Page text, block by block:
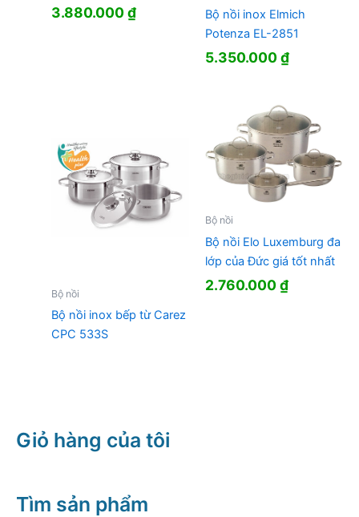
3.880.000₫
Bộ nồi inox Elmich
Potenza EL-2851
5.350.000₫
Bộ nồi
Bộ nồi inox bếp từ Carez
CPC 533S
Bộ nồi
Bộ nồi Elo Luxemburg đa
lớp của Đức giá tốt nhất
2.760.000₫
Giỏ hàng của tôi
Tìm sản phẩm